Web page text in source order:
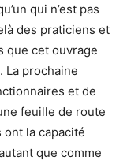
qui n’est pas
des praticiens et
que cet ouvrage
La prochaine
et de
feuille de route
ont la capacité
que comme